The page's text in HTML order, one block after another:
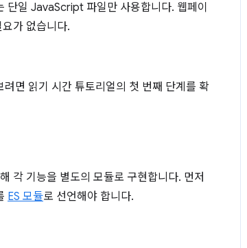
단일 JavaScript 파일만 사용합니다. 웹페이
가 없습니다.
려면 읽기 시간 튜토리얼의 첫 번째 단계를 확
각 기능을 별도의 모듈로 구현합니다. 먼저
ES 모듈로 선언해야 합니다.